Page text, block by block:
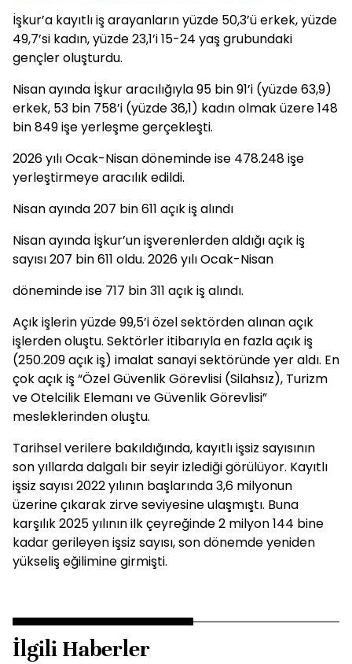
İşkur’a kayıtlı iş arayanların yüzde 50,3’ü erkek, yüzde
49,7’si kadın, yüzde 23,1’i 15-24 yaş grubundaki
gençler oluşturdu.
Nisan ayında İşkur aracılığıyla 95 bin 91’i (yüzde 63,9)
erkek, 53 bin 758’i (yüzde 36,1) kadın olmak üzere 148
bin 849 işe yerleşme gerçekleşti.
2026 yılı Ocak-Nisan döneminde ise 478.248 işe
yerleştirmeye aracılık edildi.
Nisan ayında 207 bin 611 açık iş alındı
Nisan ayında İşkur’un işverenlerden aldığı açık iş
sayısı 207 bin 611 oldu. 2026 yılı Ocak-Nisan
döneminde ise 717 bin 311 açık iş alındı.
Açık işlerin yüzde 99,5’i özel sektörden alınan açık
işlerden oluştu. Sektörler itibarıyla en fazla açık iş
(250.209 açık iş) imalat sanayi sektöründe yer aldı. En
çok açık iş “Özel Güvenlik Görevlisi (Silahsız), Turizm
ve Otelcilik Elemanı ve Güvenlik Görevlisi”
mesleklerinden oluştu.
Tarihsel verilere bakıldığında, kayıtlı işsiz sayısının
son yıllarda dalgalı bir seyir izlediği görülüyor. Kayıtlı
işsiz sayısı 2022 yılının başlarında 3,6 milyonun
üzerine çıkarak zirve seviyesine ulaşmıştı. Buna
karşılık 2025 yılının ilk çeyreğinde 2 milyon 144 bine
kadar gerileyen işsiz sayısı, son dönemde yeniden
yükseliş eğilimine girmişti.
İlgili Haberler